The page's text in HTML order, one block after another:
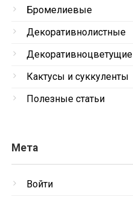
Бромелиевые
Декоративнолистные
Декоративноцветущие
Кактусы и суккуленты
Полезные статьи
Мета
Войти